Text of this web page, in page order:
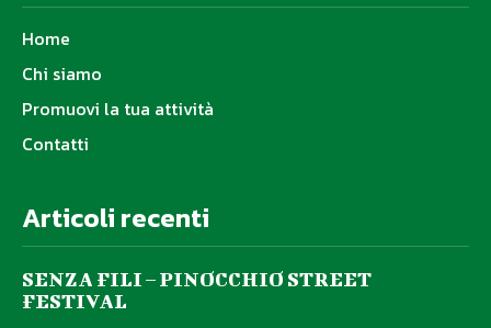
Home
Chi siamo
Promuovi la tua attività
Contatti
Articoli recenti
SENZA FILI – PINOCCHIO STREET
FESTIVAL